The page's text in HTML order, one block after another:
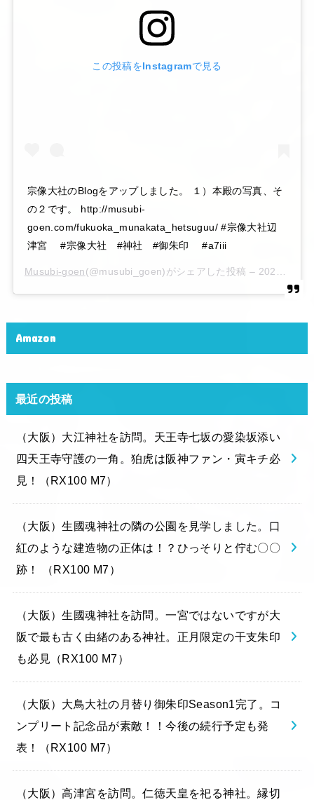
この投稿をInstagramで見る
宗像大社のBlogをアップしました。 １）本殿の写真、そ
の２です。 http://musubi-
goen.com/fukuoka_munakata_hetsuguu/ #宗像大社辺
津宮 #宗像大社 #神社 #御朱印 #a7iii
Musubi-goen(@musubi_goen)がシェアした投稿 – 2020年 6月月6日午後10時15分PDT
Amazon
最近の投稿
（大阪）大江神社を訪問。天王寺七坂の愛染坂添い
四天王寺守護の一角。狛虎は阪神ファン・寅キチ必
見！（RX100 M7）
（大阪）生國魂神社の隣の公園を見学しました。口
紅のような建造物の正体は！？ひっそりと佇む〇〇
跡！ （RX100 M7）
（大阪）生國魂神社を訪問。一宮ではないですが大
阪で最も古く由緒のある神社。正月限定の干支朱印
も必見（RX100 M7）
（大阪）大鳥大社の月替り御朱印Season1完了。コ
ンプリート記念品が素敵！！今後の続行予定も発
表！（RX100 M7）
（大阪）高津宮を訪問。仁徳天皇を祀る神社。縁切